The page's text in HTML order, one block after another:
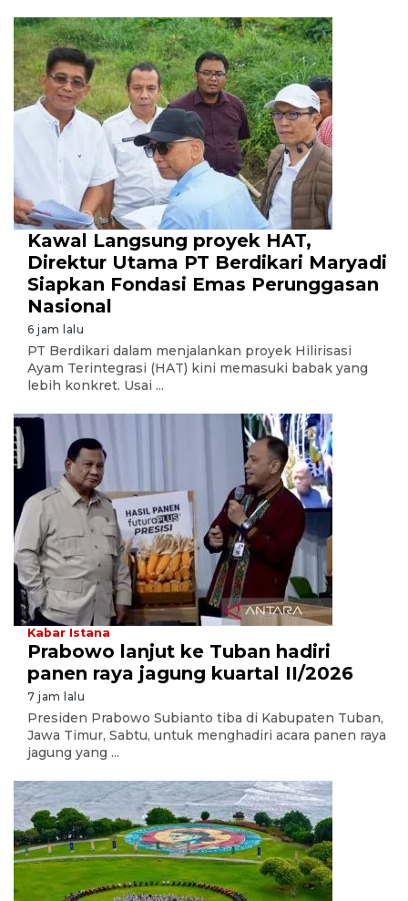
Kawal Langsung proyek HAT,
Direktur Utama PT Berdikari Maryadi
Siapkan Fondasi Emas Perunggasan
Nasional
6 jam lalu
PT Berdikari dalam menjalankan proyek Hilirisasi
Ayam Terintegrasi (HAT) kini memasuki babak yang
lebih konkret. Usai ...
Kabar Istana
Prabowo lanjut ke Tuban hadiri
panen raya jagung kuartal II/2026
7 jam lalu
Presiden Prabowo Subianto tiba di Kabupaten Tuban,
Jawa Timur, Sabtu, untuk menghadiri acara panen raya
jagung yang ...